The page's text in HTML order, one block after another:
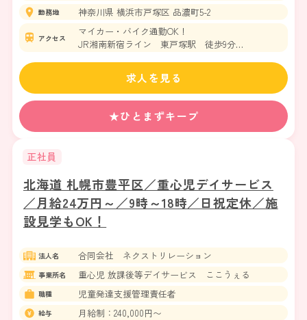
勤務地 神奈川県 横浜市戸塚区 品濃町5-2
アクセス
マイカー・バイク通勤OK！
JR湘南新宿ライン 東戸塚駅 徒歩9分
★ひとまずキープ
求人を見る
正社員
北海道 札幌市豊平区／重心児デイサービス
／月給24万円～／9時～18時／日祝定休／施
設見学もOK！
法人名 合同会社 ネクストリレーション
事業所名 重心児 放課後等デイサービス ここうぇる
職種 児童発達支援管理責任者
給与 月給制：240,000円〜